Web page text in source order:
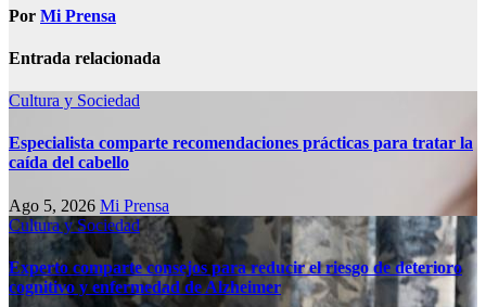
Por Mi Prensa
Entrada relacionada
Cultura y Sociedad
Especialista comparte recomendaciones prácticas para tratar la
caída del cabello
Ago 5, 2026 Mi Prensa
Cultura y Sociedad
Experto comparte consejos para reducir el riesgo de deterioro
cognitivo у enfermedad de Alzheimer